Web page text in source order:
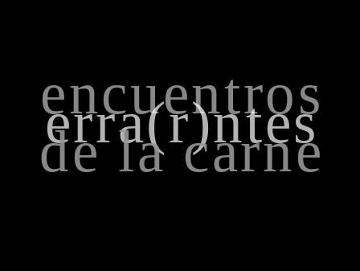
encuentros
erra(r)ntes
de la carne